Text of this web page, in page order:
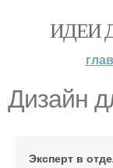
ИДЕИ
Дизайн
Эксперт в